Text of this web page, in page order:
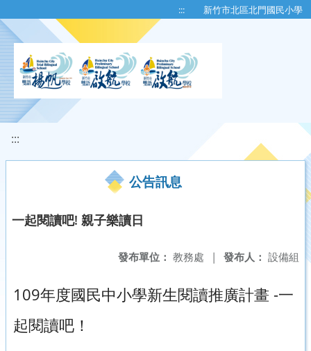
::: 新竹市北區北門國民小學
:::
公告訊息
一起閱讀吧! 親子樂讀日
發布人： 設備組
發布單位： 教務處 |
109年度國民中小學新生閱讀推廣計畫 -一
起閱讀吧！